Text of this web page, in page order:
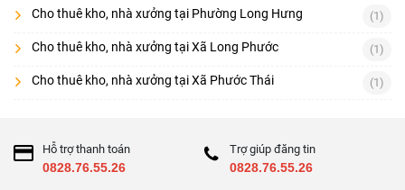
Cho thuê kho, nhà xưởng tại Phường Long Hưng (1)
Cho thuê kho, nhà xưởng tại Xã Long Phước (1)
Cho thuê kho, nhà xưởng tại Xã Phước Thái (1)
Hỗ trợ thanh toán
0828.76.55.26
Trợ giúp đăng tin
0828.76.55.26